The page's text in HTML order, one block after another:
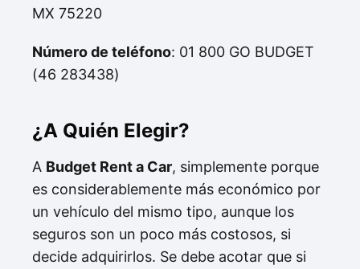
MX 75220
Número de teléfono: 01 800 GO BUDGET
(46 283438)
¿A Quién Elegir?
A Budget Rent a Car, simplemente porque
es considerablemente más económico por
un vehículo del mismo tipo, aunque los
seguros son un poco más costosos, si
decide adquirirlos. Se debe acotar que si